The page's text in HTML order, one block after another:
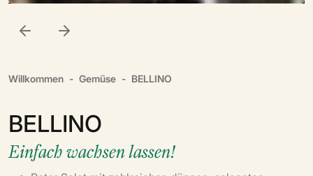
Willkommen Gemüse BELLINO
BELLINO
Einfach wachsen lassen!